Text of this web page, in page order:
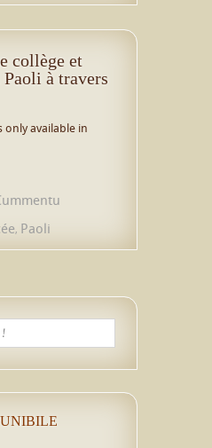
collège et
à travers
only available in
, Paoli